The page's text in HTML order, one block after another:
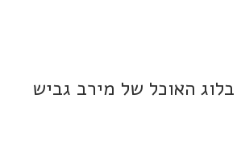
בלוג האוכל של מירב גביש